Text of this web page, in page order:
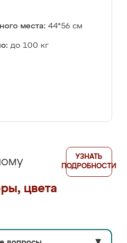
места: 44*56 см
до 100 кг
цвета
УЗНАТЬ
ПОДРОБНОСТИ